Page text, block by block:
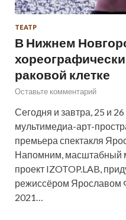
ТЕАТР
В Нижнем
раковой клетке
Оставьте комментарий
Сегодня и завтра, 25 и
мультимедиа-арт-
премьера спектакля
Напомним, масштабный
проект IZOTOP.LAB,
режиссёром Ярославом
2021…